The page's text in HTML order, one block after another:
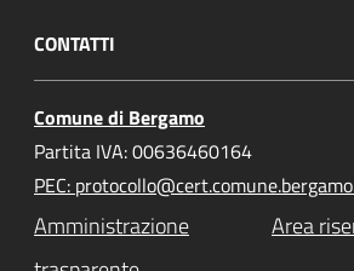
CONTATTI
Comune di Bergamo
Partita IVA: 00636460164
PEC:
Amministrazione
Area